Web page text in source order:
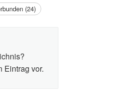
(24)
Eintrag vor.